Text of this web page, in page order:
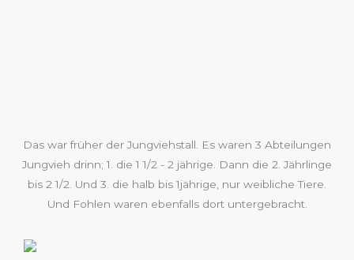
Das war früher der Jungviehstall. Es waren 3 Abteilungen
Jungvieh drinn; 1. die 1 1/2 - 2 jährige. Dann die 2. Jährlinge
bis 2 1/2. Und 3. die halb bis 1jährige, nur weibliche Tiere.
Und Fohlen waren ebenfalls dort untergebracht.